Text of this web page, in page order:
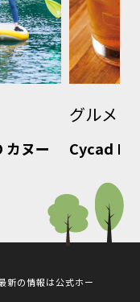
カヌー
グルメ
Cycad
新の情報は公式ホー